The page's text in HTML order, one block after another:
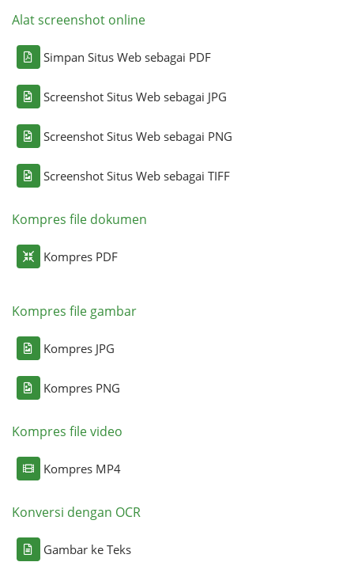
Alat screenshot online
Simpan Situs Web sebagai PDF
Screenshot Situs Web sebagai JPG
Screenshot Situs Web sebagai PNG
Screenshot Situs Web sebagai TIFF
Kompres file dokumen
Kompres PDF
Kompres file gambar
Kompres JPG
Kompres PNG
Kompres file video
Kompres MP4
Konversi dengan OCR
Gambar ke Teks